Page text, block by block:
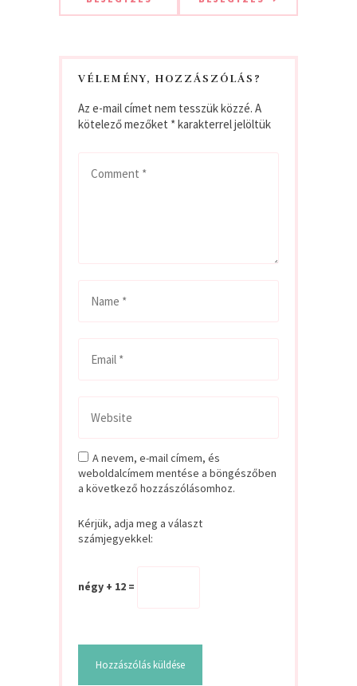
VÉLEMÉNY, HOZZÁSZÓLÁS?
Az e-mail címet nem tesszük közzé. A
kötelező mezőket *karakterrel jelöltük
A nevem, e-mail címem, és
weboldalcímem mentése a böngészőben
a következő hozzászólásomhoz.
Kérjük, adja meg a választ
számjegyekkel:
négy + 12 =